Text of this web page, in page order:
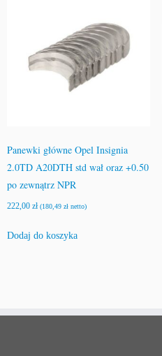
Panewki główne Opel Insignia
2.0TD A20DTH std wał oraz +0.50
po zewnątrz NPR
222,00 zł (180,49 zł netto)
Dodaj do koszyka